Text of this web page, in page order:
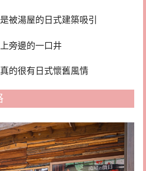
被湯屋的日式建築吸引
旁邊的一口井
的很有日式懷舊風情